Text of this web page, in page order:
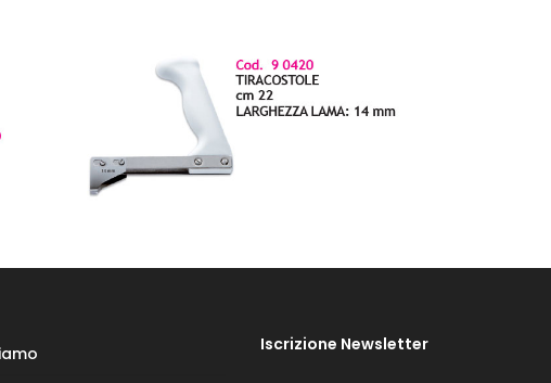
Iscrizione Newsletter